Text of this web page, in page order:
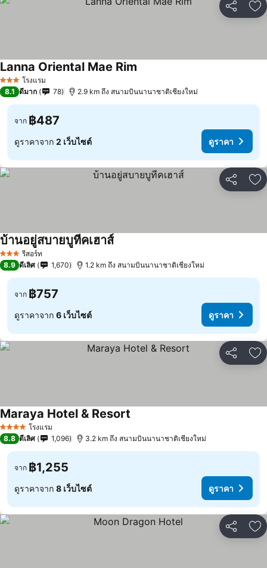
แชร์ เ
3 ดาว โรงแรม
Lanna Oriental Mae Rim
8.1 ดีมาก 78 2.9 km ถึง สนามบินนานาชาติเชียงใหม่
จาก ฿487
ดูราคาจาก 2 เว็บไซต์ ดูราคา
แชร์ เ
3 ดาว รีสอร์ท
บ้านอยู่สบายบูทีคเฮาส์
8.9 ดีเลิศ 1,670 1.2 km ถึง สนามบินนานาชาติเชียงใหม่
จาก ฿757
ดูราคาจาก 6 เว็บไซต์ ดูราคา
แชร์ เ
4 ดาว โรงแรม
Maraya Hotel & Resort
8.8 ดีเลิศ 1,096 3.2 km ถึง สนามบินนานาชาติเชียงใหม่
จาก ฿1,255
ดูราคาจาก 8 เว็บไซต์ ดูราคา
แชร์ เ